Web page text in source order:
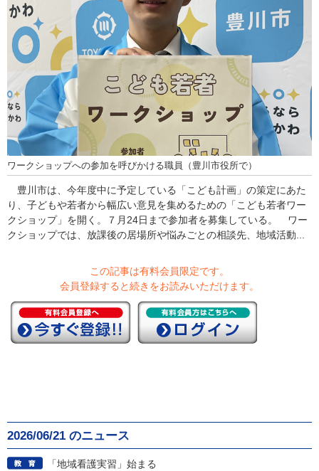
ワークショップへの参加を呼びかける職員（豊川市役所で）
豊川市は、今年度中に予定している「こども計画」の策定にあた
り、子どもや若者から幅広い意見を集めるための「こども若者ワー
クショップ」を開く。７月24日まで参加者を募集している。 ワー
クショップでは、放課後の居場所や悩みごとの相談先、地域活動...
この記事は有料会員限定です。
会員登録すると続きをお読みいただけます。
2026/06/21 のニュース
「地域看護実習」始まる